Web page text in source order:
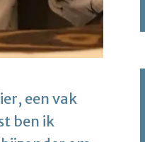
een vak
ben ik